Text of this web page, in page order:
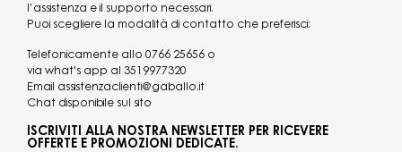
l’assistenza e il supporto necessari.
Puoi scegliere la modalità di contatto che preferisci:
Telefonicamente allo 0766 25656 o
via what's app al 3519977320
Email assistenzaclienti@gaballo.it
Chat disponibile sul sito
ISCRIVITI ALLA NOSTRA NEWSLETTER PER RICEVERE
OFFERTE E PROMOZIONI DEDICATE.